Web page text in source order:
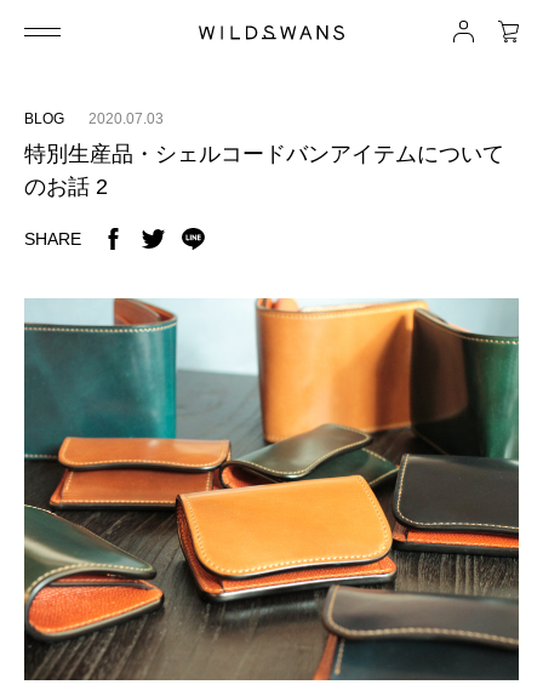
BLOG 2020.07.03
特別生産品・シェルコードバンアイテムについて
のお話 2
SHARE